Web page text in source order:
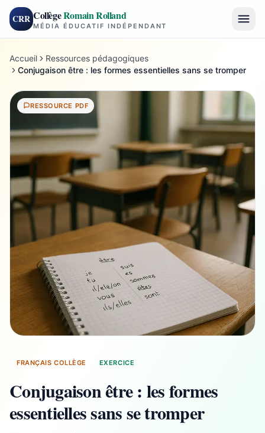
CRR CollègeRomain Rolland
MÉDIA ÉDUCATIF INDÉPENDANT
Accueil
Ressources pédagogiques
Conjugaison être : les formes essentielles sans se tromper
RESSOURCE PDF
FRANÇAIS COLLÈGE EXERCICE
Conjugaison être : les formes
essentielles sans se tromper